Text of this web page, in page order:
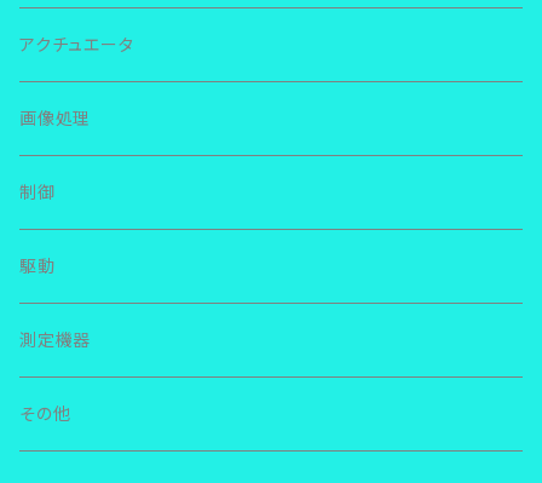
ＲＳＲ
ＳＲＳ
ＨＲＷ
ＩＫＯ リニアウェイ
ＬＷＬ
ＬＷＥＳ
ＮＳＫ リニアガイド
ＬＥ
ＬＨ
その他
ＴＨＫ
ＮＳＫ
その他
アクチュエータ
画像処理
制御
駆動
測定機器
その他